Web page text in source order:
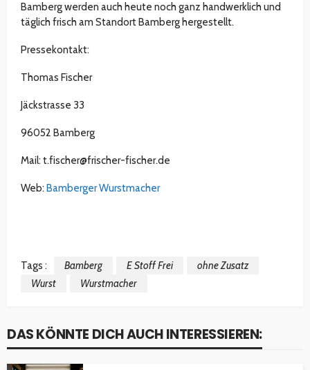
Bamberg werden auch heute noch ganz handwerklich und
täglich frisch am Standort Bamberg hergestellt.
Pressekontakt:
Thomas Fischer
Jäckstrasse 33
96052 Bamberg
Mail: t.fischer@frischer-fischer.de
Web: Bamberger Wurstmacher
Tags : Bamberg E Stoff Frei
ohne Zusatz
Wurst
Wurstmacher
DAS KÖNNTE DICH AUCH INTERESSIEREN: